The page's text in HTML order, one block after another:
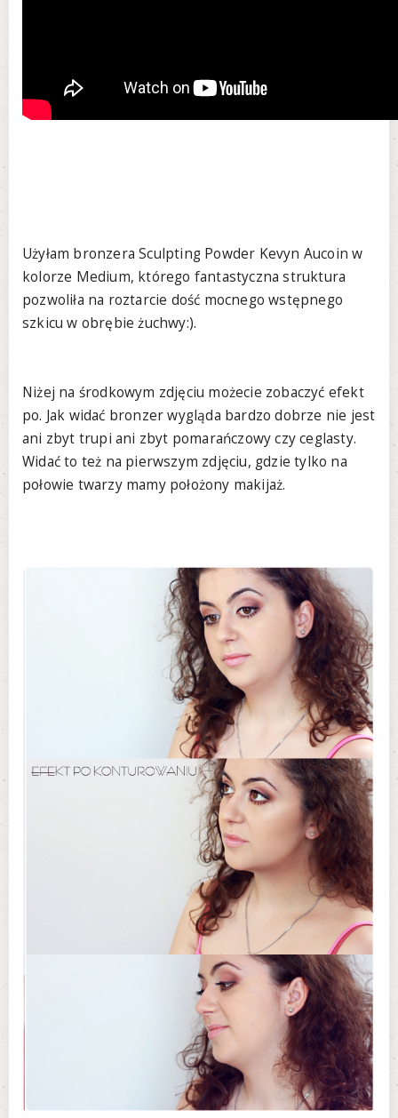
Użyłam bronzera Sculpting Powder Kevyn Aucoin w
kolorze Medium, którego fantastyczna struktura
pozwoliła na roztarcie dość mocnego wstępnego
szkicu w obrębie żuchwy:).
Niżej na środkowym zdjęciu możecie zobaczyć efekt
po. Jak widać bronzer wygląda bardzo dobrze nie jest
ani zbyt trupi ani zbyt pomarańczowy czy ceglasty.
Widać to też na pierwszym zdjęciu, gdzie tylko na
połowie twarzy mamy położony makijaż.